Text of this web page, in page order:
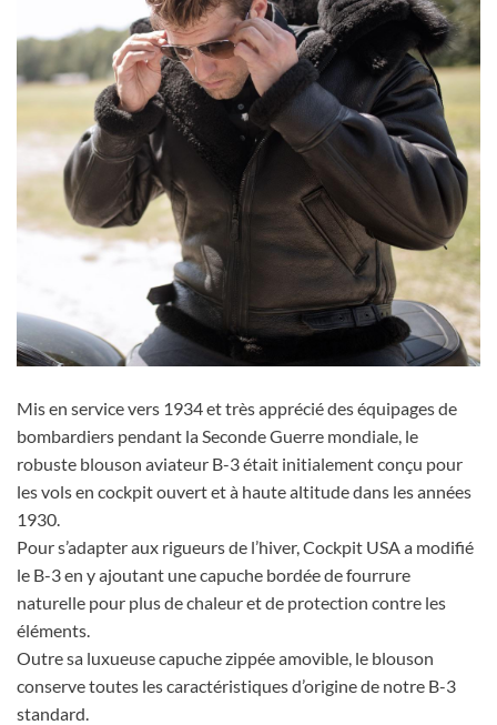
Mis en service vers 1934 et très apprécié des équipages de
bombardiers pendant la Seconde Guerre mondiale, le
robuste blouson aviateur B-3 était initialement conçu pour
les vols en cockpit ouvert et à haute altitude dans les années
1930.
Pour s’adapter aux rigueurs de l’hiver, Cockpit USA a modifié
le B-3 en y ajoutant une capuche bordée de fourrure
naturelle pour plus de chaleur et de protection contre les
éléments.
Outre sa luxueuse capuche zippée amovible, le blouson
conserve toutes les caractéristiques d’origine de notre B-3
standard.